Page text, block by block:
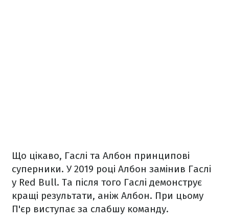
Що цікаво, Гаслі та Албон принципові
суперники. У 2019 році Албон замінив Гаслі
у Red Bull. Та після того Гаслі демонструє
кращі результати, аніж Албон. При цьому
П'єр виступає за слабшу команду.